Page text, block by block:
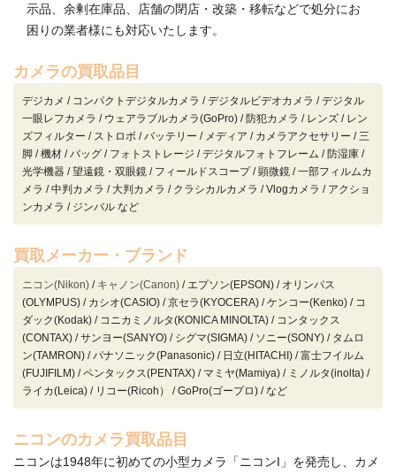
示品、余剰在庫品、店舗の閉店・改築・移転などで処分にお
困りの業者様にも対応いたします。
カメラの買取品目
デジカメ / コンパクトデジタルカメラ / デジタルビデオカメラ / デジタル
一眼レフカメラ / ウェアラブルカメラ(GoPro) / 防犯カメラ / レンズ / レン
ズフィルター / ストロボ / バッテリー / メディア / カメラアクセサリー / 三
脚 / 機材 / バッグ / フォトストレージ / デジタルフォトフレーム / 防湿庫 /
光学機器 / 望遠鏡・双眼鏡 / フィールドスコープ / 顕微鏡 / 一部フィルムカ
メラ / 中判カメラ / 大判カメラ / クラシカルカメラ / Vlogカメラ / アクショ
ンカメラ / ジンバル など
買取メーカー・ブランド
ニコン(Nikon) / キャノン(Canon) / エプソン(EPSON) / オリンパス
(OLYMPUS) / カシオ(CASIO) / 京セラ(KYOCERA) / ケンコー(Kenko) / コ
ダック(Kodak) / コニカミノルタ(KONICA MINOLTA) / コンタックス
(CONTAX) / サンヨー(SANYO) / シグマ(SIGMA) / ソニー(SONY) / タムロ
ン(TAMRON) / パナソニック(Panasonic) / 日立(HITACHI) / 富士フイルム
(FUJIFILM) / ペンタックス(PENTAX) / マミヤ(Mamiya) / ミノルタ(inolta) /
ライカ(Leica) / リコー(Ricoh） / GoPro(ゴープロ) / など
ニコンのカメラ買取品目
ニコンは1948年に初めての小型カメラ「ニコンI」を発売し、カメ